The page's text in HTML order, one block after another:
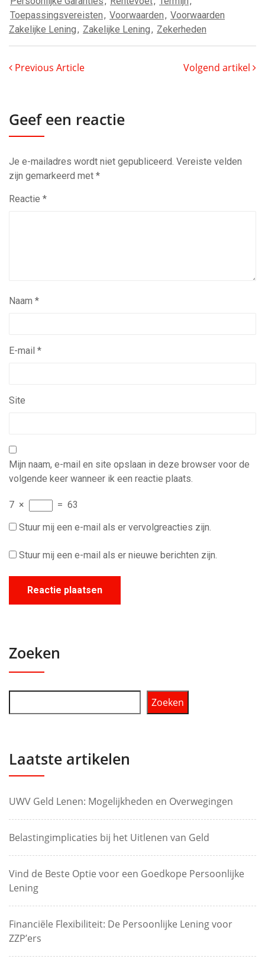
Toepassingsvereisten, Voorwaarden, Voorwaarden
Zakelijke Lening, Zakelijke Lening, Zekerheden
Previous Article Volgend artikel
Geef een reactie
Je e-mailadres wordt niet gepubliceerd. Vereiste velden
zijn gemarkeerd met *
Reactie *
Naam *
E-mail *
Site
Mijn naam, e-mail en site opslaan in deze browser voor de
volgende keer wanneer ik een reactie plaats.
7 × = 63
Stuur mij een e-mail als er vervolgreacties zijn.
Stuur mij een e-mail als er nieuwe berichten zijn.
Zoeken
Zoeken
Laatste artikelen
UWV Geld Lenen: Mogelijkheden en Overwegingen
Belastingimplicaties bij het Uitlenen van Geld
Vind de Beste Optie voor een Goedkope Persoonlijke
Lening
Financiële Flexibiliteit: De Persoonlijke Lening voor
ZZP’ers